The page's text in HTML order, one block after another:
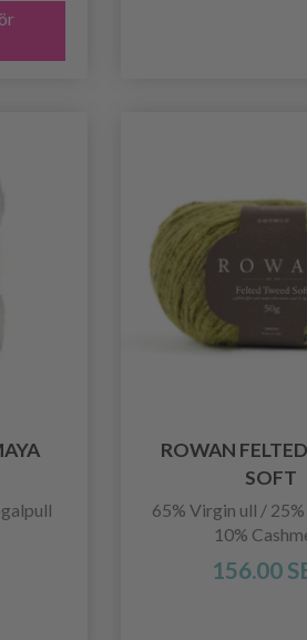
ROWAN
SOFT
65% Virgin ull /
10%
156.00